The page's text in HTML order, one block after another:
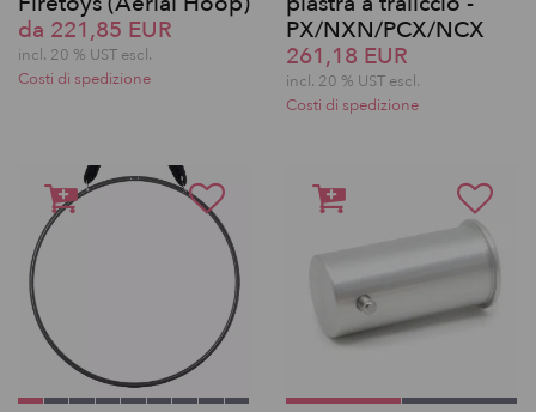
da 221,85 EUR
incl. 20 % UST escl.
Costi di spedizione
PX/NXN/PCX/NCX
261,18 EUR
incl. 20 % UST escl.
Costi di spedizione